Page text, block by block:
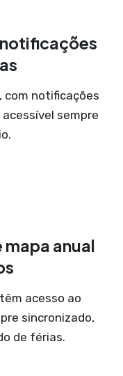
com notificações
sempre
anual
acesso ao
sincronizado,
de férias.